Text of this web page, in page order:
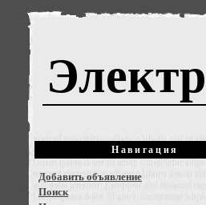
Навигация
Добавить объявление
Поиск